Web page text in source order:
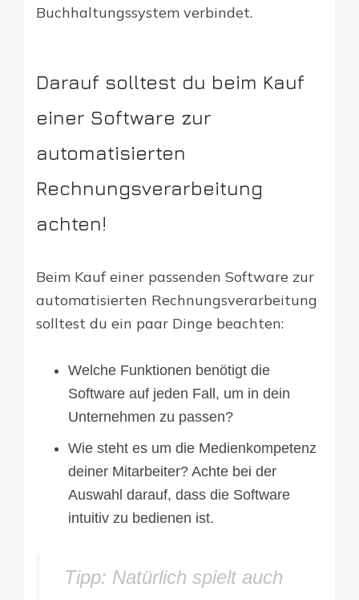
Buchhaltungssystem verbindet.
Darauf solltest du beim Kauf
einer Software zur
automatisierten
Rechnungsverarbeitung
achten!
Beim Kauf einer passenden Software zur
automatisierten Rechnungsverarbeitung
solltest du ein paar Dinge beachten:
Welche Funktionen benötigt die
Software auf jeden Fall, um in dein
Unternehmen zu passen?
Wie steht es um die Medienkompetenz
deiner Mitarbeiter? Achte bei der
Auswahl darauf, dass die Software
intuitiv zu bedienen ist.
Tipp: Natürlich spielt auch